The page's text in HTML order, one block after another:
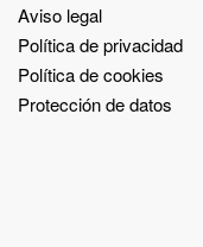
Aviso legal
Política de privacidad
Política de cookies
Protección de datos